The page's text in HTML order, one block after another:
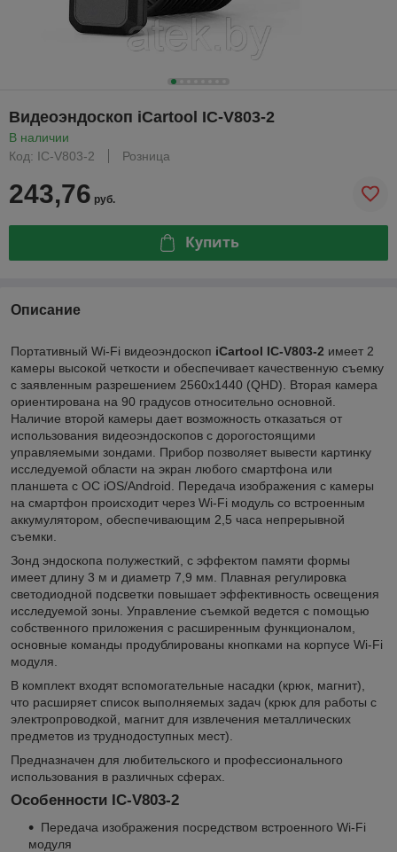
Видеоэндоскоп iCartool IC-V803-2
В наличии
Код: IC-V803-2
Розница
243,76 руб.
Купить
Описание
Портативный Wi-Fi видеоэндоскоп iCartool IC-V803-2 имеет 2
камеры высокой четкости и обеспечивает качественную съемку
с заявленным разрешением 2560x1440 (QHD). Вторая камера
ориентирована на 90 градусов относительно основной.
Наличие второй камеры дает возможность отказаться от
использования видеоэндоскопов c дорогостоящими
управляемыми зондами. Прибор позволяет вывести картинку
исследуемой области на экран любого смартфона или
планшета с ОС iOS/Android. Передача изображения с камеры
на смартфон происходит через Wi-Fi модуль со встроенным
аккумулятором, обеспечивающим 2,5 часа непрерывной
съемки.
Зонд эндоскопа полужесткий, с эффектом памяти формы
имеет длину 3 м и диаметр 7,9 мм. Плавная регулировка
светодиодной подсветки повышает эффективность освещения
исследуемой зоны. Управление съемкой ведется с помощью
собственного приложения с расширенным функционалом,
основные команды продублированы кнопками на корпусе Wi-Fi
модуля.
В комплект входят вспомогательные насадки (крюк, магнит),
что расширяет список выполняемых задач (крюк для работы с
электропроводкой, магнит для извлечения металлических
предметов из труднодоступных мест).
Предназначен для любительского и профессионального
использования в различных сферах.
Особенности IC-V803-2
Передача изображения посредством встроенного Wi-Fi
модуля